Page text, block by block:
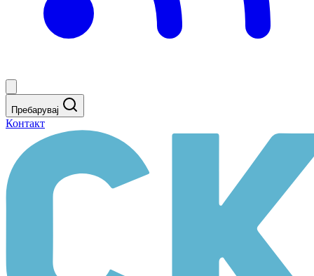
Пребарувај
Контакт